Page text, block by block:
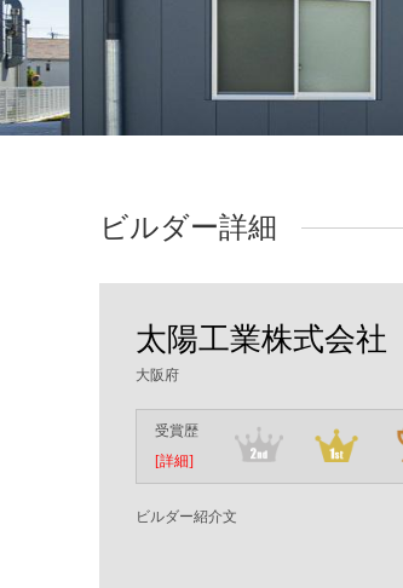
ビルダー詳細
太陽工業株式会社
大阪府
受賞歴
[詳細]
ビルダー紹介文